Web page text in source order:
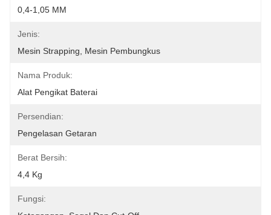
0,4-1,05 MM
Jenis:
Mesin Strapping, Mesin Pembungkus
Nama Produk:
Alat Pengikat Baterai
Persendian:
Pengelasan Getaran
Berat Bersih:
4,4 Kg
Fungsi: